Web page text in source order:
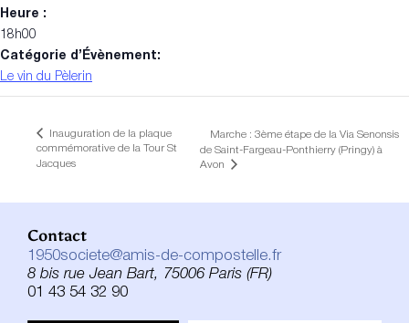
Heure :
18h00
Catégorie d’Évènement:
Le vin du Pèlerin
Inauguration de la plaque
commémorative de la Tour St
Jacques
Marche : 3ème étape de la Via Senonsis
de Saint-Fargeau-Ponthierry (Pringy) à
Avon
Contact
1950societe@amis-de-compostelle.fr
8 bis rue Jean Bart, 75006 Paris (FR)
01 43 54 32 90